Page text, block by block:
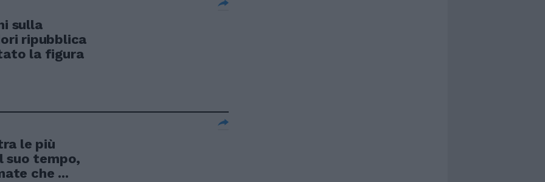
sulla
ripubblica
la figura
le più
suo tempo,
che ...